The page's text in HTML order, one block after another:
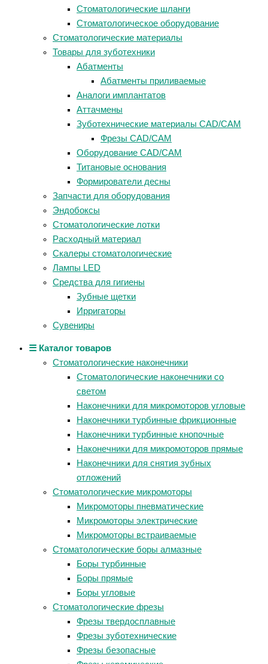
Стоматологические шланги
Стоматологическое оборудование
Стоматологические материалы
Товары для зуботехники
Абатменты
Абатменты приливаемые
Аналоги имплантатов
Аттачмены
Зуботехнические материалы CAD/CAM
Фрезы CAD/CAM
Оборудование CAD/CAM
Титановые основания
Формирователи десны
Запчасти для оборудования
Эндобоксы
Стоматологические лотки
Расходный материал
Скалеры стоматологические
Лампы LED
Средства для гигиены
Зубные щетки
Ирригаторы
Сувениры
☰ Каталог товаров
Стоматологические наконечники
Стоматологические наконечники со
светом
Наконечники для микромоторов угловые
Наконечники турбинные фрикционные
Наконечники турбинные кнопочные
Наконечники для микромоторов прямые
Наконечники для снятия зубных
отложений
Стоматологические микромоторы
Микромоторы пневматические
Микромоторы электрические
Микромоторы встраиваемые
Стоматологические боры алмазные
Боры турбинные
Боры прямые
Боры угловые
Стоматологические фрезы
Фрезы твердосплавные
Фрезы зуботехнические
Фрезы безопасные